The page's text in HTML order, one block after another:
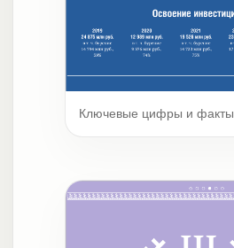
Ключевые цифры и факты